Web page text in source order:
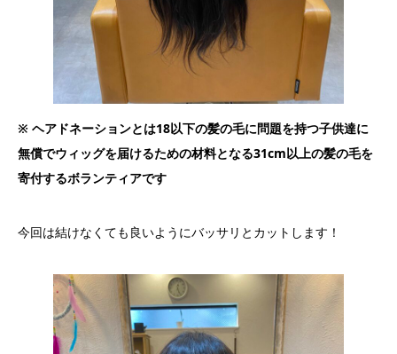
※ ヘアドネーションとは18以下の髪の毛に問題を持つ子供達に
無償でウィッグを届けるための材料となる31cm以上の髪の毛を
寄付するボランティアです
今回は結けなくても良いようにバッサリとカットします！